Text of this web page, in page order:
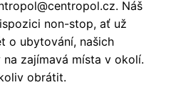
Náš
non-stop, ať už
o ubytování, našich
zajímavá místa v okolí.
obrátit.